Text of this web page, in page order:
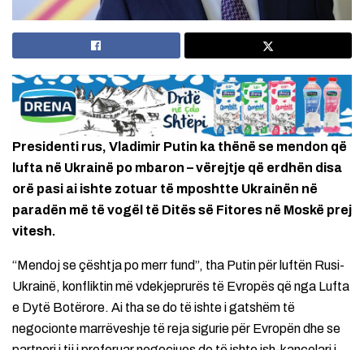
Presidenti rus, Vladimir Putin ka thënë se mendon që
lufta në Ukrainë po mbaron – vërejtje që erdhën disa
orë pasi ai ishte zotuar të mposhtte Ukrainën në
paradën më të vogël të Ditës së Fitores në Moskë prej
vitesh.
“Mendoj se çështja po merr fund”, tha Putin për luftën Rusi-
Ukrainë, konfliktin më vdekjeprurës të Evropës që nga Lufta
e Dytë Botërore. Ai tha se do të ishte i gatshëm të
negocionte marrëveshje të reja sigurie për Evropën dhe se